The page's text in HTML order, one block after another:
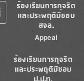
ร้องเรียนการทุจริต
และประพฤติมิชอบ
สจล.
Appeal
ร้องเรียนการทุจริต
และประพฤติมิชอบ
ป.ป.ท.